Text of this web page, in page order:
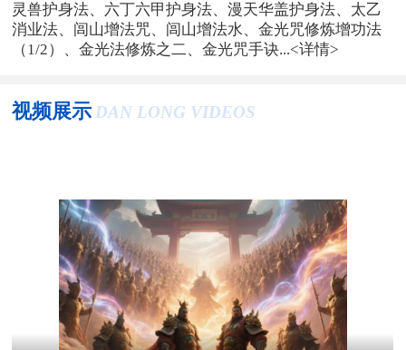
灵兽护身法、六丁六甲护身法、漫天华盖护身法、太乙
消业法、闾山增法咒、闾山增法水、金光咒修炼增功法
（1/2）、金光法修炼之二、金光咒手诀...<详情>
视频展示 DAN LONG VIDEOS